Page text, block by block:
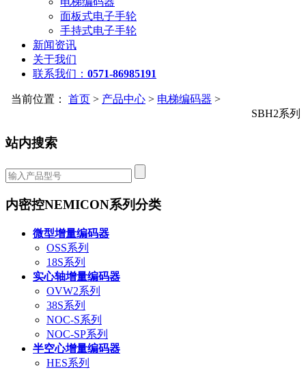
面板式电子手轮
手持式电子手轮
新闻资讯
关于我们
联系我们： 0571-86985191
当前位置： 首页 > 产品中心 > 电梯编码器 >
SBH2系列
站内搜索
内密控NEMICON系列分类
微型增量编码器
OSS系列
18S系列
实心轴增量编码器
OVW2系列
38S系列
NOC-S系列
NOC-SP系列
半空心增量编码器
HES系列